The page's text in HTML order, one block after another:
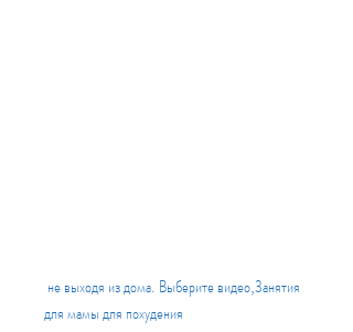
для мамы для похудения